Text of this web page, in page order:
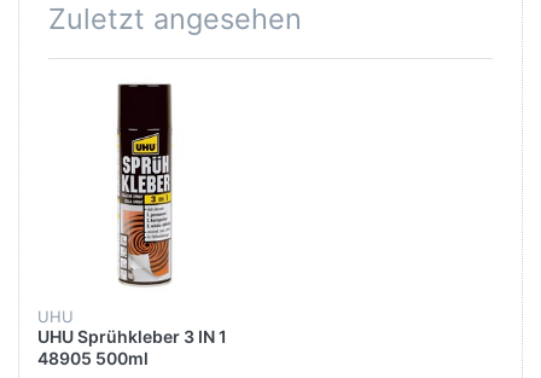
Zuletzt angesehen
UHU
UHU Sprühkleber 3 IN 1
48905 500ml